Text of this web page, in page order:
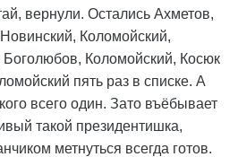
вернули. Остались Ахметов,
Коломойский,
Коломойский, Косюк
пять раз в списке. А
всего один. Зато въёбывает
такой президентишка,
метнуться всегда готов.